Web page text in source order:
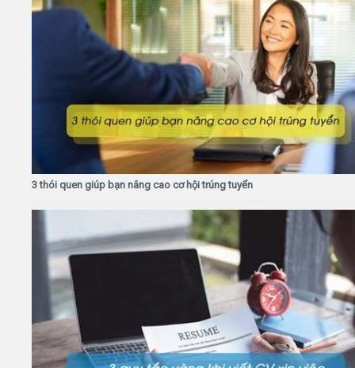
3 thói quen giúp bạn nâng cao cơ hội trúng tuyển